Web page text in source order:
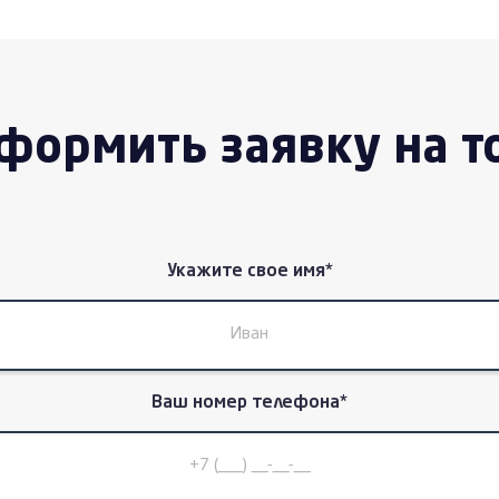
заявку на
Укажите свое имя*
Ваш номер телефона*